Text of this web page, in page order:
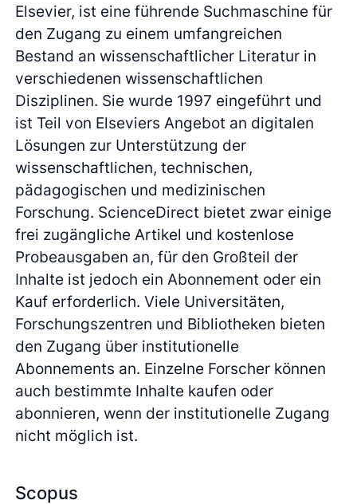
Elsevier, ist eine führende Suchmaschine für
den Zugang zu einem umfangreichen
Bestand an wissenschaftlicher Literatur in
verschiedenen wissenschaftlichen
Disziplinen. Sie wurde 1997 eingeführt und
ist Teil von Elseviers Angebot an digitalen
Lösungen zur Unterstützung der
wissenschaftlichen, technischen,
pädagogischen und medizinischen
Forschung. ScienceDirect bietet zwar einige
frei zugängliche Artikel und kostenlose
Probeausgaben an, für den Großteil der
Inhalte ist jedoch ein Abonnement oder ein
Kauf erforderlich. Viele Universitäten,
Forschungszentren und Bibliotheken bieten
den Zugang über institutionelle
Abonnements an. Einzelne Forscher können
auch bestimmte Inhalte kaufen oder
abonnieren, wenn der institutionelle Zugang
nicht möglich ist.
Scopus